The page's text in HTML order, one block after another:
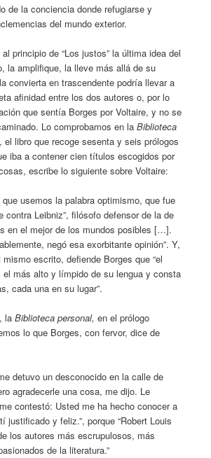
de la conciencia donde refugiarse y
del mundo exterior.
principio de “Los justos” la última idea del
la amplifique, la lleve más allá de su
convierta en trascendente podría llevar a
afinidad entre los dos autores o, por lo
que sentía Borges por Voltaire, y no se
Lo comprobamos en laBiblioteca
libro que recoge sesenta y seis prólogos
iba a contener cien títulos escogidos por
escribe lo siguiente sobre Voltaire:
usemos la palabra optimismo, que fue
contra Leibniz”, filósofo defensor de la de
en el mejor de los mundos posibles […].
negó esa exorbitante opinión”. Y,
escrito, defiende Borges que “el
el más alto y límpido de su lengua y consta
cada una en su lugar”.
laBiblioteca personal,en el prólogo
lo que Borges, con fervor, dice de
detuvo un desconocido en la calle de
agradecerle una cosa, me dijo. Le
contestó: Usted me ha hecho conocer a
justificado y feliz.”, porque “Robert Louis
los autores más escrupulosos, más
de la literatura.”